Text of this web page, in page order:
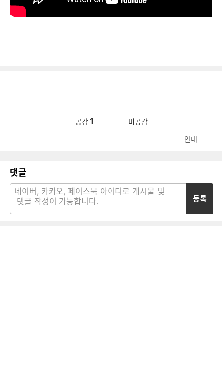
공감 1 비공감
안내
댓글
등록